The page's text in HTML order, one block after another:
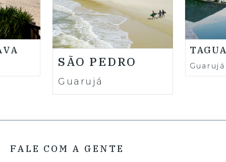
SÃO PEDRO
Guarujá
Guarujá
FALE COM A GENTE